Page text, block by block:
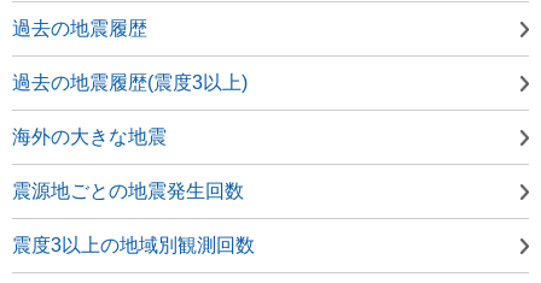
過去の地震履歴
過去の地震履歴(震度3以上)
海外の大きな地震
震源地ごとの地震発生回数
震度3以上の地域別観測回数